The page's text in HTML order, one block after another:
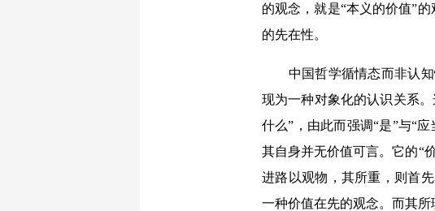
的观念，就是“本义的价值”
的先在性。
中国哲学循情态而非认
现为一种对象化的认识关系
什么”，由此而强调“是”与“
其自身并无价值可言。它的“
进路以观物，其所重，则首
一种价值在先的观念。而其所